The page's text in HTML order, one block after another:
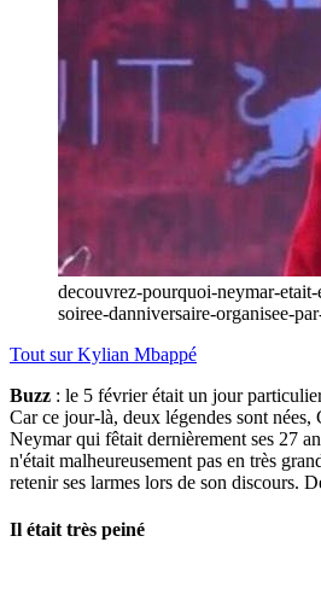
decouvrez-pourquoi-neymar-
soiree-danniversaire-organisee-
Tout surKylian Mbappé
Buzz : le 5 février était un jour
Car ce jour-là, deux légendes sont
Neymar qui fêtait dernièrement ses 27
n'était malheureusement pas en très
retenir ses larmes lors de son discours.
Il était très peiné